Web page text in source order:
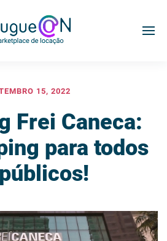
15, 2022
Frei Caneca:
para todos